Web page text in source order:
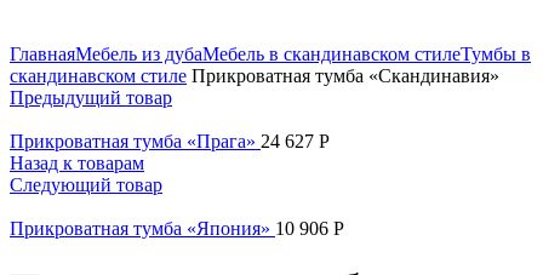
ГлавнаяМебель из дубаМебель в скандинавском стилеТумбы в
скандинавском стиле Прикроватная тумба «Скандинавия»
Предыдущий товар
Прикроватная тумба «Прага» 24 627 Р
Назад к товарам
Следующий товар
Прикроватная тумба «Япония» 10 906 Р